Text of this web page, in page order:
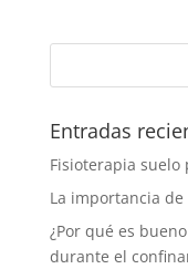
Entradas
Fisioterapia suelo
La importancia
¿Por qué es
durante el